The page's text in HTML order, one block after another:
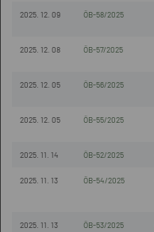
2025. 12. 09 ÖB-58/2025
2025. 12. 08 ÖB-57/2025
2025. 12. 05 ÖB-56/2025
2025. 12. 05 ÖB-55/2025
2025. 11. 14 ÖB-52/2025
2025. 11. 13 ÖB-54/2025
2025. 11. 13 ÖB-53/2025